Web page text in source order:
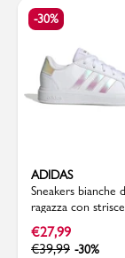
-30%
ADIDAS
Sneakers bianche
ragazza con strisce
iridescenti adidas
Court 2.0 K
€27,99
€39,99 -30%